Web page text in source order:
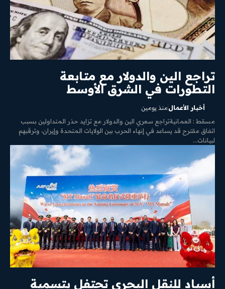
تراجع الين والدولار مع متابعة
التطورات في الشرق الأوسط
أخبار الأعمالمنذ يومين
مسقط : العمانيةتراجع سعري الين والدولار مع تزايد حذر المتداولين بسبب
اتفاق مقترح قد يساعد في إنهاء الحرب بين الولايات المتحدة وإيران، وترقبهم
لبيانات...
أسياد للنقل البحري تحتفل بتسمية